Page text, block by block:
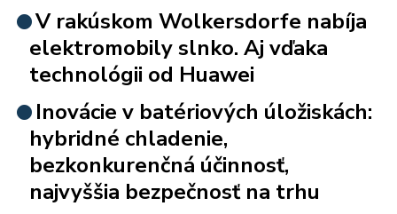
V rakúskom Wolkersdorfe nabíja
elektromobily slnko. Aj vďaka
technológii od Huawei
Inovácie v batériových úložiskách:
hybridné chladenie,
bezkonkurenčná účinnosť,
najvyššia bezpečnosť na trhu